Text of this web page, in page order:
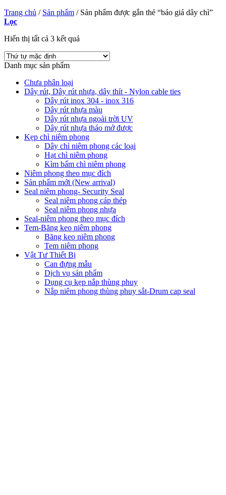
Trang chủ / Sản phẩm /Sản phẩm được gắn thẻ “báo giá dây chì”
Lọc
Hiển thị tất cả 3 kết quả
Danh mục sản phẩm
Chưa phân loại
Dây rút, Dây rút nhựa, dây thít - Nylon cable ties
Dây rút inox 304 - inox 316
Dây rút nhựa màu
Dây rút nhựa ngoài trời UV
Dây rút nhựa tháo mở được
Kẹp chì niêm phong
Dây chì niêm phong các loại
Hạt chì niêm phong
Kìm bấm chì niêm phong
Niêm phong theo mục đích
Sản phẩm mới (New arrival)
Seal niêm phong- Security Seal
Seal niêm phong cáp thép
Seal niêm phong nhựa
Seal-niêm phong theo mục đích
Tem-Băng keo niêm phong
Băng keo niêm phong
Tem niêm phong
Vật Tư Thiết Bị
Can đựng mẫu
Dịch vụ sản phẩm
Dụng cụ kẹp nắp thùng phuy
Nắp niêm phong thùng phuy sắt-Drum cap seal